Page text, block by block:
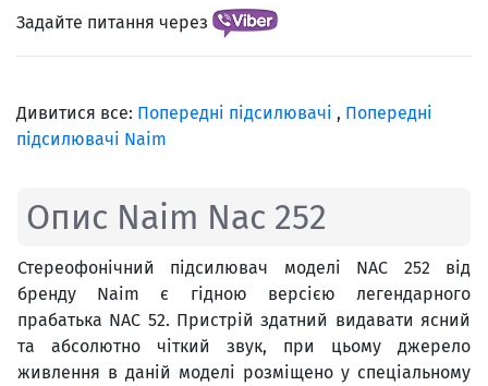
Задайте питання через
Дивитися все: Попередні підсилювачі , Попередні
підсилювачі Naim
Опис Naim Nac 252
Стереофонічний підсилювач моделі NAC 252 від
бренду Naim є гідною версією легендарного
прабатька NAC 52. Пристрій здатний видавати ясний
та абсолютно чіткий звук, при цьому джерело
живлення в даній моделі розміщено у спеціальному